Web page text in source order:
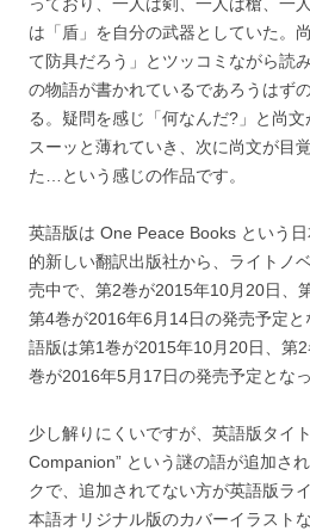
っており、一人は剣、一人は槍、一
は「盾」を自分の武器としていた。
て防具だろう」とツッコミながら読
の物語が書かれているであろうはず
る。疑問を感じ「何なんだ?」と尚
スーッと薄れていき、次に尚文が目
た…という感じの作品です。
英語版は One Peace Books という
的新しい翻訳出版社から、ライトノ
売中で、第2巻が2015年10月20日、
第4巻が2016年6月14日の発売予定
語版は第1巻が2015年10月20日、第
巻が2016年5月17日の発売予定となっ
少し解りにくいですが、英語版タイ
Companion” という謎の語が追加さ
クで、追加されてない方が英語版ラ
本語オリジナル版のカバーイラスト